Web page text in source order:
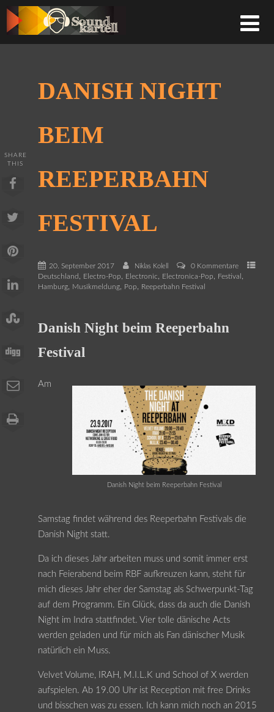
DANISH NIGHT
BEIM
REEPERBAHN
FESTIVAL
20. September 2017 Niklas Kolell
0 Kommentare
Deutschland , Electro-Pop, Electronic, Electronica-Pop, Festival ,
Hamburg, Musikmeldung, Pop, Reeperbahn Festival
SHARE
THIS
Danish Night beim Reeperbahn
Festival
Danish Night beim Reeperbahn Festival
Am
Samstag findet während des Reeperbahn Festivals die
Danish Night statt.
Da ich dieses Jahr arbeiten muss und somit immer erst
nach Feierabend beim RBF aufkreuzen kann, steht für
mich dieses Jahr eher der Samstag als Schwerpunkt-Tag
auf dem Programm. Ein Glück, dass da auch die Danish
Night im Indra stattfindet. Vier tolle dänische Acts
werden geladen und für mich als Fan dänischer Musik
natürlich ein Muss.
Velvet Volume, IRAH, M.I.L.K und School of X werden
aufspielen. Ab 19.00 Uhr ist Reception mit free Drinks
und bisschen was zu essen. Ich kann mich noch an 2015